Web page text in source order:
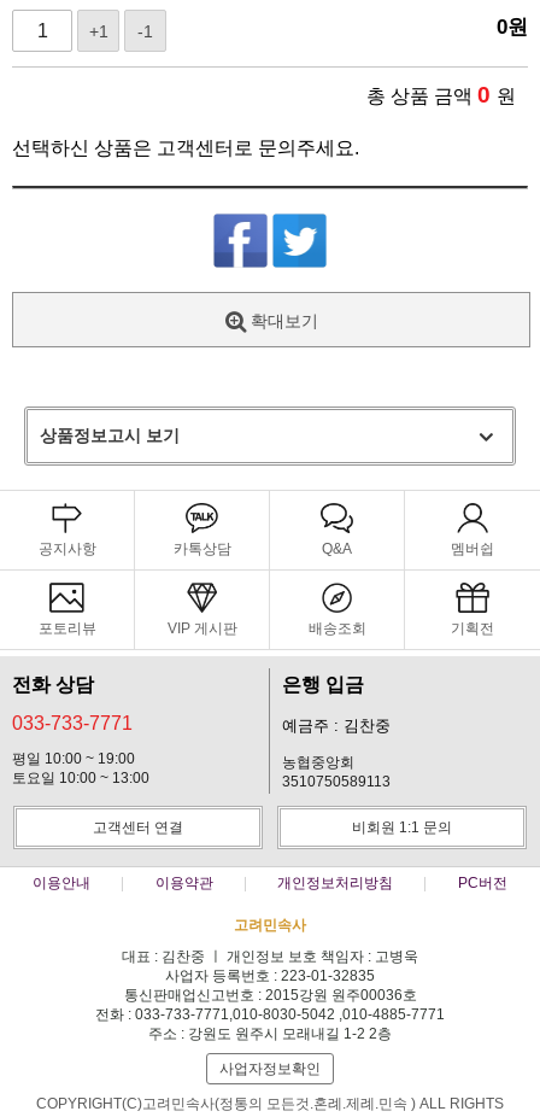
+1 -1 0원
총 상품 금액 0 원
선택하신 상품은 고객센터로 문의주세요.
확대보기
상품정보고시 보기
공지사항 카톡상담 Q&A 멤버쉽
포토리뷰 VIP 게시판 배송조회 기획전
전화 상담
033-733-7771
평일 10:00 ~ 19:00
토요일 10:00 ~ 13:00
은행 입금
예금주 : 김찬중
농협중앙회
3510750589113
고객센터 연결 비회원 1:1 문의
이용안내 이용약관 개인정보처리방침 PC버전
고려민속사
대표 : 김찬중 ㅣ 개인정보 보호 책임자 : 고병욱
사업자 등록번호 : 223-01-32835
통신판매업신고번호 : 2015강원 원주00036호
전화 : 033-733-7771,010-8030-5042 ,010-4885-7771
주소 : 강원도 원주시 모래내길 1-2 2층
사업자정보확인
COPYRIGHT(C)고려민속사(정통의 모든것.혼례.제례.민속 ) ALL RIGHTS